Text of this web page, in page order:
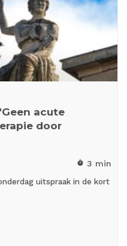
acute
door
timer 3 min
uitspraak in de kort